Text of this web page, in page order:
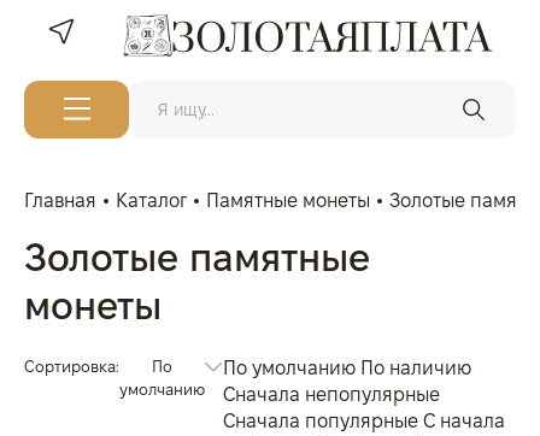
Главная Каталог Памятные монеты Золотые
Золотые памятные
монеты
Сортировка:
По
умолчанию
По умолчанию По наличию
Сначала непопулярные
Сначала популярные С начала